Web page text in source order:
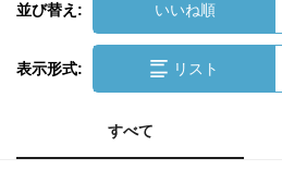
並び替え: いいね順
表示形式: リスト
すべて